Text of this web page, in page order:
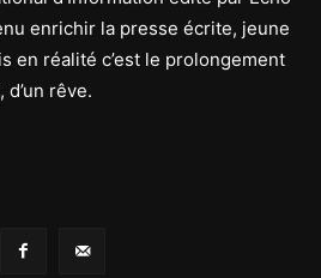
enrichir la presse écrite, jeune
en réalité c’est le prolongement
d’un rêve.